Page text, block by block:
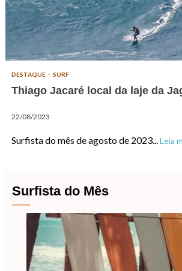
DESTAQUE SURF
Thiago Jacaré local da laje da
22/08/2023
Surfista do mês de agosto de 2023...Leia
Surfista do Mês